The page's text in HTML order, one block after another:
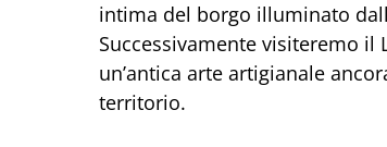
intima del borgo illuminato
Successivamente visiteremo
un’antica arte artigianale
territorio.